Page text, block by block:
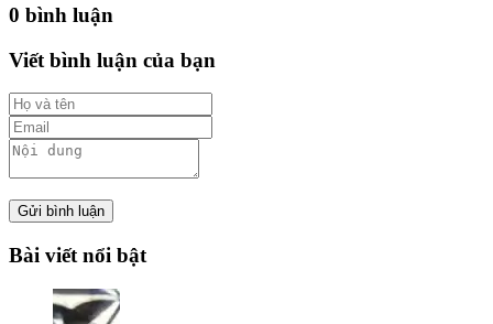
0 bình luận
Viết bình luận của bạn
Gửi bình luận
Bài viết nổi bật